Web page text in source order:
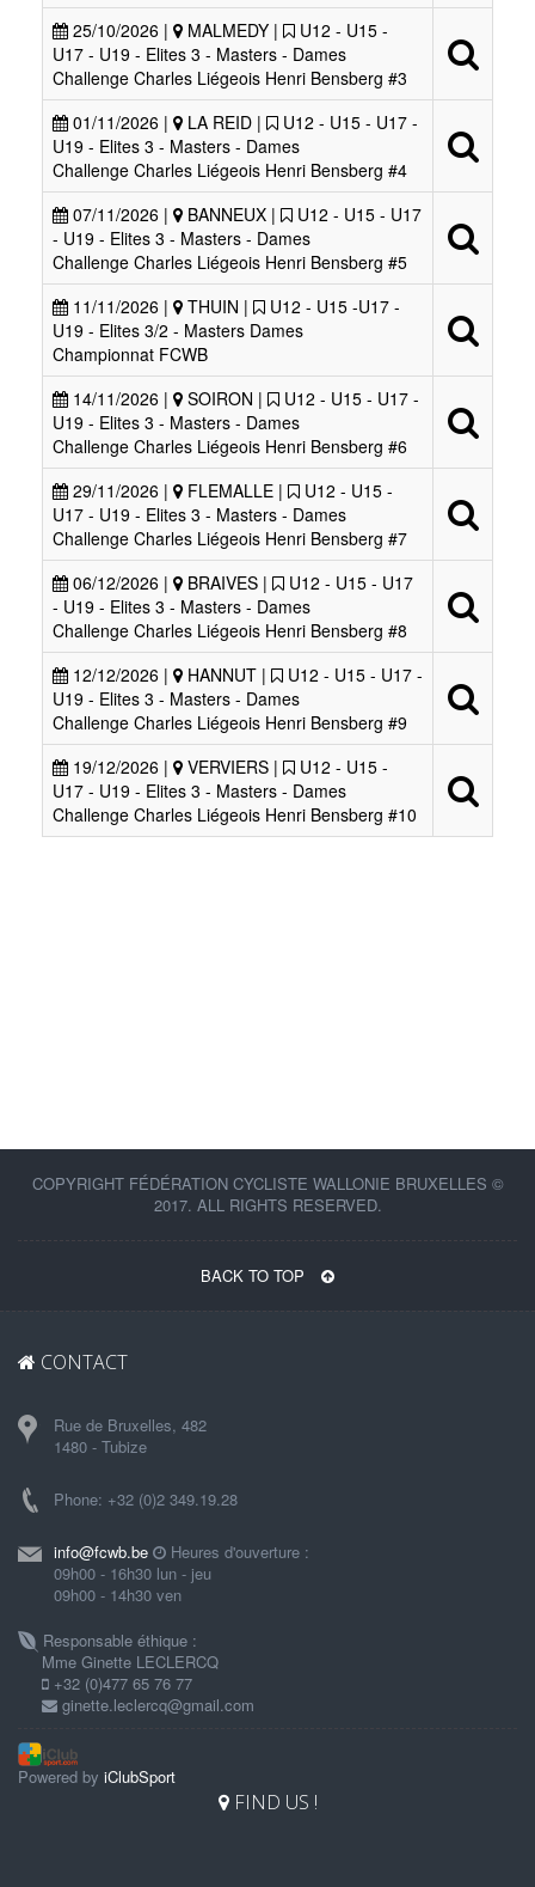
25/10/2026 |
MALMEDY |
U12 - U15 -
U17 - U19 - Elites 3 - Masters - Dames
Challenge Charles Liégeois Henri Bensberg #3
01/11/2026 |
LA REID |
U12 - U15 - U17 -
U19 - Elites 3 - Masters - Dames
Challenge Charles Liégeois Henri Bensberg #4
07/11/2026 |
BANNEUX |
U12 - U15 - U17
- U19 - Elites 3 - Masters - Dames
Challenge Charles Liégeois Henri Bensberg #5
11/11/2026 |
THUIN |
U12 - U15 -U17 -
U19 - Elites 3/2 - Masters Dames
Championnat FCWB
14/11/2026 |
SOIRON |
U12 - U15 - U17 -
U19 - Elites 3 - Masters - Dames
Challenge Charles Liégeois Henri Bensberg #6
29/11/2026 |
FLEMALLE |
U12 - U15 -
U17 - U19 - Elites 3 - Masters - Dames
Challenge Charles Liégeois Henri Bensberg #7
06/12/2026 |
BRAIVES |
U12 - U15 - U17
- U19 - Elites 3 - Masters - Dames
Challenge Charles Liégeois Henri Bensberg #8
12/12/2026 |
HANNUT |
U12 - U15 - U17 -
U19 - Elites 3 - Masters - Dames
Challenge Charles Liégeois Henri Bensberg #9
19/12/2026 |
VERVIERS |
U12 - U15 -
U17 - U19 - Elites 3 - Masters - Dames
Challenge Charles Liégeois Henri Bensberg #10
COPYRIGHT FÉDÉRATION CYCLISTE WALLONIE BRUXELLES ©
2017. ALL RIGHTS RESERVED.
BACK TO TOP
CONTACT
Rue de Bruxelles, 482
1480 - Tubize
Phone: +32 (0)2 349.19.28
info@fcwb.be
Heures d'ouverture :
09h00 - 16h30 lun - jeu
09h00 - 14h30 ven
Responsable éthique :
Mme Ginette LECLERCQ
+32 (0)477 65 76 77
ginette.leclercq@gmail.com
Powered by iClubSport
FIND US !